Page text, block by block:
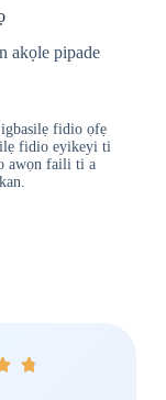
akọle pipade
fidio ọfẹ
fidio eyikeyi ti
awọn faili ti a
